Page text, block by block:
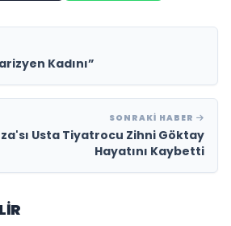
“Parizyen Kadını”
SONRAKI HABER
Usta Tiyatrocu Zihni Göktay
Hayatını Kaybetti